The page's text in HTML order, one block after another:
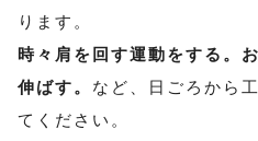
ります。
時々肩を回す運動をする。
伸ばす。 など、日ごろから
てください。